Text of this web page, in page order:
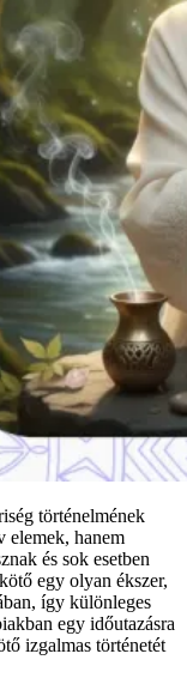
történelmének
elemek, hanem
és sok esetben
egy olyan ékszer,
így különleges
egy időutazásra
izgalmas történetét